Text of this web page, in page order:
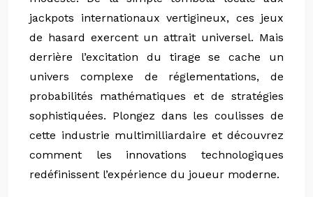
jackpots internationaux vertigineux, ces jeux
de hasard exercent un attrait universel. Mais
derrière l’excitation du tirage se cache un
univers complexe de réglementations, de
probabilités mathématiques et de stratégies
sophistiquées. Plongez dans les coulisses de
cette industrie multimilliardaire et découvrez
comment les innovations technologiques
redéfinissent l’expérience du joueur moderne.